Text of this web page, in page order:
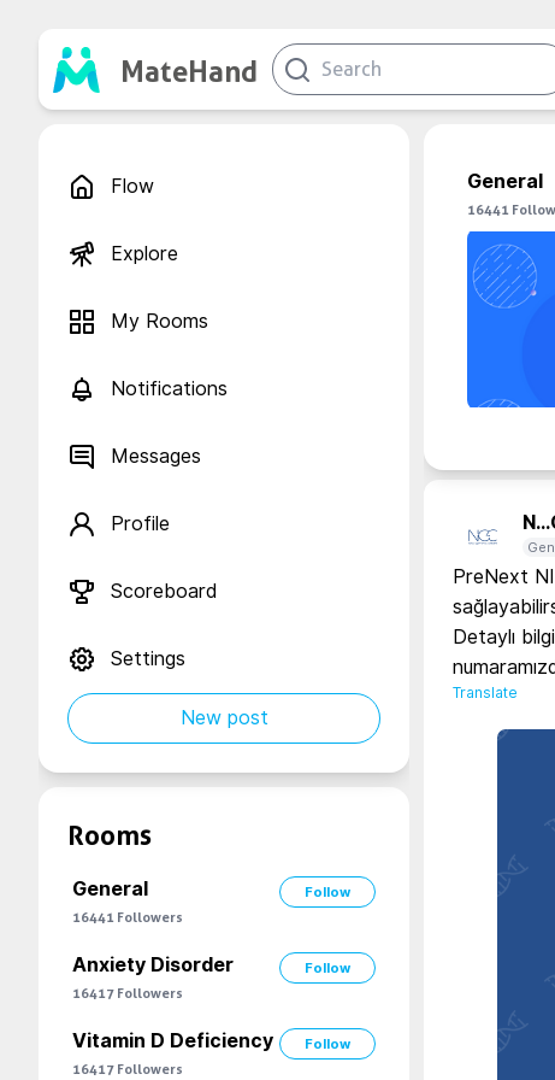
MateHand
Flow
Explore
My Rooms
Notifications
Messages
Profile
Scoreboard
Settings
New post
Rooms
General
Follow
16441 Followers
Anxiety Disorder
Follow
16417 Followers
Vitamin D Deficiency
Follow
16417 Followers
General
16441
N...
PreNext
Detaylı
Translate